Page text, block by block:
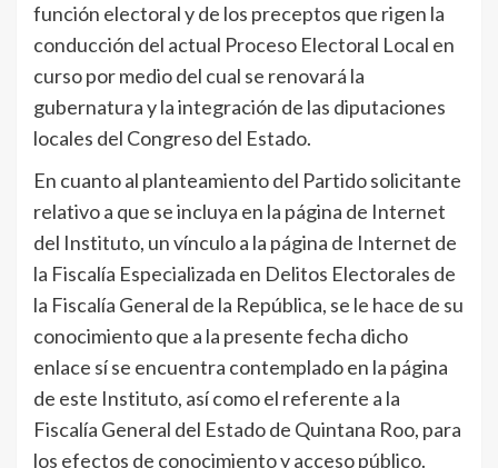
función electoral y de los preceptos que rigen la
conducción del actual Proceso Electoral Local en
curso por medio del cual se renovará la
gubernatura y la integración de las diputaciones
locales del Congreso del Estado.
En cuanto al planteamiento del Partido solicitante
relativo a que se incluya en la página de Internet
del Instituto, un vínculo a la página de Internet de
la Fiscalía Especializada en Delitos Electorales de
la Fiscalía General de la República, se le hace de su
conocimiento que a la presente fecha dicho
enlace sí se encuentra contemplado en la página
de este Instituto, así como el referente a la
Fiscalía General del Estado de Quintana Roo, para
los efectos de conocimiento y acceso público.